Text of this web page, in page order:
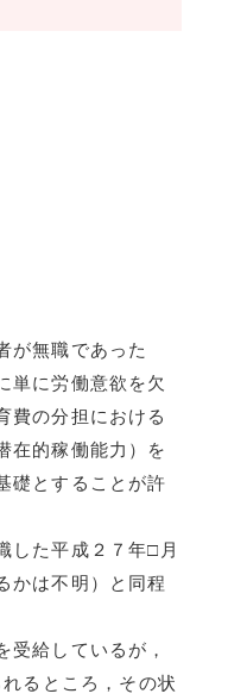
無職であった
単に労働意欲を欠
費の分担における
在的稼働能力）を
礎とすることが許
た平成２７年□月
かは不明）と同程
給しているが，
るところ，その状